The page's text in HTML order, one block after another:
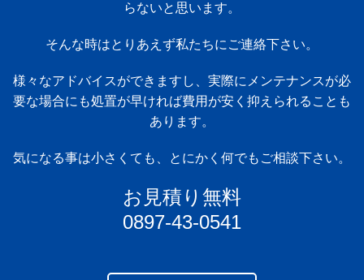
らないと思います。
そんな時はとりあえず私たちにご連絡下さい。
様々なアドバイスができますし、実際にメンテナンスが必
要な場合にも処置が早ければ費用が安く抑えられることも
あります。
気になる事は小さくても、とにかく何でもご相談下さい。
お見積り無料
0897-43-0541